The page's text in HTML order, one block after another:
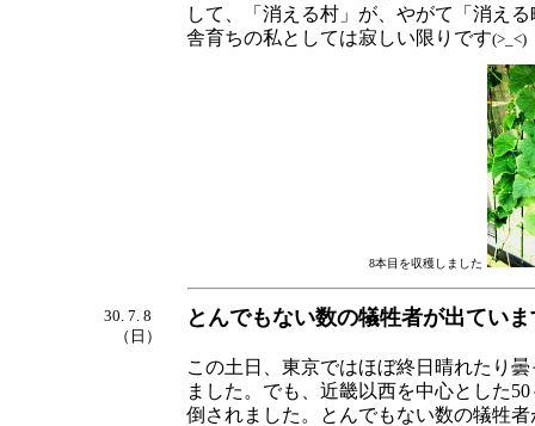
して、「消える村」が、やがて「消え
舎育ちの私としては寂しい限りです(>_<)
8本目を収穫しました
30. 7. 8
（日）
とんでもない数の犠牲者が出てい
この土日、東京ではほぼ終日晴れたり
ました。でも、近畿以西を中心とした
倒されました。とんでもない数の犠牲